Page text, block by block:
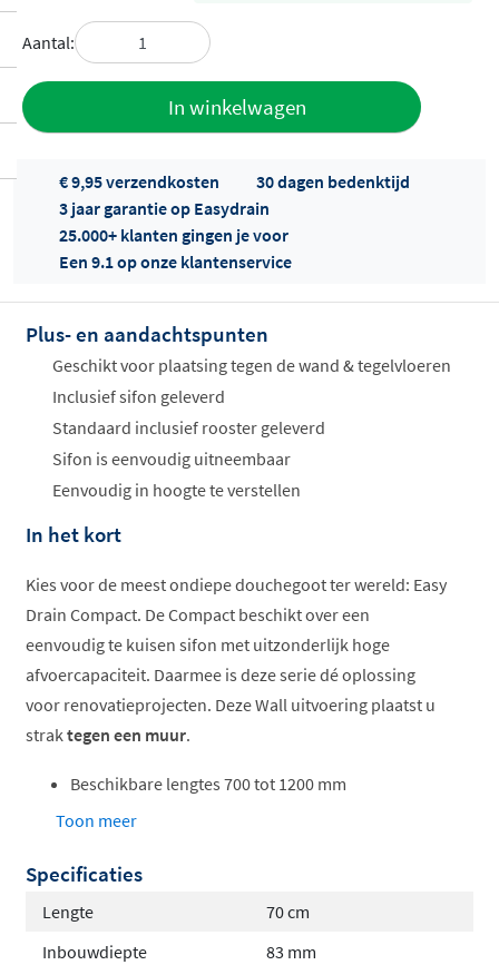
Aantal:
In winkelwagen
Offertes
ophalen...
€ 9,95 verzendkosten
30 dagen bedenktijd
3 jaar garantie op Easydrain
25.000+ klanten gingen je voor
Een 9.1 op onze klantenservice
Plus- en aandachtspunten
Geschikt voor plaatsing tegen de wand & tegelvloeren
Inclusief sifon geleverd
Standaard inclusief rooster geleverd
Sifon is eenvoudig uitneembaar
Eenvoudig in hoogte te verstellen
In het kort
Kies voor de meest ondiepe douchegoot ter wereld: Easy
Drain Compact. De Compact beschikt over een
eenvoudig te kuisen sifon met uitzonderlijk hoge
afvoercapaciteit. Daarmee is deze serie dé oplossing
voor renovatieprojecten. Deze Wall uitvoering plaatst u
straktegen een muur.
Beschikbare lengtes 700 tot 1200 mm
Leverbaar met waterslothoogte 30 en 50 mm
Sifon verwijderbaar en eenvoudig te kuisen
Afvoercapaciteit volgens EN 1253: maximaal 32
liter/minuut bij een waterslot van 30 mm en
Toon meer
Specificaties
Lengte
70 cm
Inbouwdiepte
83 mm